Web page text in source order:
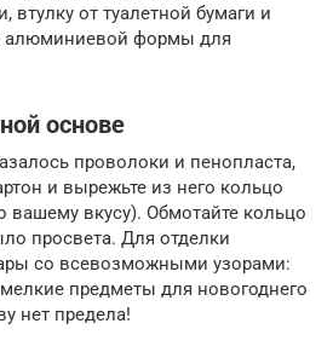
втулку от туалетной бумаги и
алюминиевой формы для
основе
проволоки и пенопласта,
и вырежьте из него кольцо
вашему вкусу). Обмотайте кольцо
просвета. Для отделки
со всевозможными узорами:
предметы для новогоднего
нет предела!